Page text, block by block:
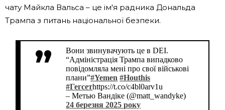
чату Майкла Вальса – це ім'я радника Дональда
Трампа з питань національної безпеки.
Вони звинувачують це в DEI.
“Адміністрація Трампа випадково
повідомляла мені про свої військові
плани”#Yemen #Houthis
#Гегсетhttps://t.co/c4bl0arv1u
– Метью Вандіке (@matt_wandyke)
24 березня 2025 року